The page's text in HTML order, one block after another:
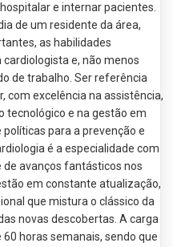
e internar pacientes.
de um residente da área,
as habilidades
e, não menos
de trabalho. Ser referência
com excelência na assistência,
tecnológico e na gestão em
para a prevenção e
é a especialidade com
avanços fantásticos nos
em constante atualização,
que mistura o clássico da
novas descobertas. A carga
horas semanais, sendo que